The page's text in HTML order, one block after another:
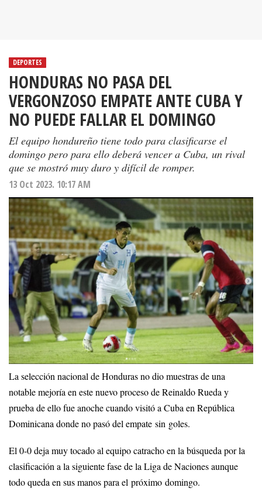
DEPORTES
HONDURAS NO PASA DEL
VERGONZOSO EMPATE ANTE CUBA Y
NO PUEDE FALLAR EL DOMINGO
El equipo hondureño tiene todo para clasificarse el
domingo pero para ello deberá vencer a Cuba, un rival
que se mostró muy duro y difícil de romper.
13 Oct 2023. 10:17 AM
La selección nacional de Honduras no dio muestras de una
notable mejoría en este nuevo proceso de Reinaldo Rueda y
prueba de ello fue anoche cuando visitó a Cuba en República
Dominicana donde no pasó del empate sin goles.
El 0-0 deja muy tocado al equipo catracho en la búsqueda por la
clasificación a la siguiente fase de la Liga de Naciones aunque
todo queda en sus manos para el próximo domingo.